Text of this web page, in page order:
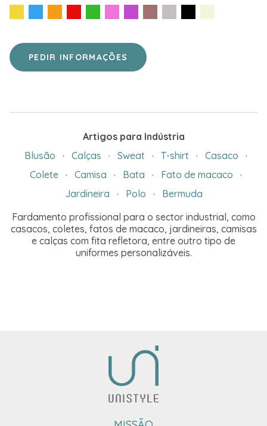
PEDIR INFORMAÇÕES
Artigos para Indústria
Blusão
· Calças · Sweat · T-shirt · Casaco
·
Colete · Camisa · Bata · Fato de macaco
·
Jardineira
· Polo ·
Bermuda
Fardamento profissional para o sector industrial, como
casacos, coletes, fatos de macaco, jardineiras, camisas
e calças com fita refletora, entre outro tipo de
uniformes personalizáveis.